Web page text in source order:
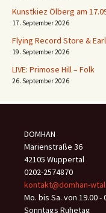
Kunstkiez Ölberg am
17. September 2026
Flying Record Store &
19. September 2026
LIVE: Primose Hill – Folk
26. September 2026
DOMHAN
Marienstraße 36
42105 Wuppertal
0202-2574870
kontakt@domhan-
Mo. bis Sa. von 19.00 -
Sonntags Ruhetag